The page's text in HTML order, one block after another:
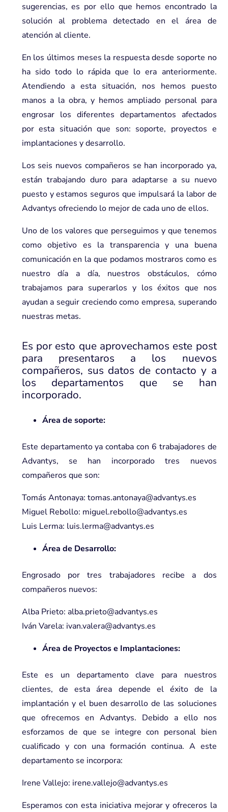
sugerencias, es por ello que hemos encontrado la
solución al problema detectado en el área de
atención al cliente.
En los últimos meses la respuesta desde soporte no
ha sido todo lo rápida que lo era anteriormente.
Atendiendo a esta situación, nos hemos puesto
manos a la obra, y hemos ampliado personal para
engrosar los diferentes departamentos afectados
por esta situación que son: soporte, proyectos e
implantaciones y desarrollo.
Los seis nuevos compañeros se han incorporado ya,
están trabajando duro para adaptarse a su nuevo
puesto y estamos seguros que impulsará la labor de
Advantys ofreciendo lo mejor de cada uno de ellos.
Uno de los valores que perseguimos y que tenemos
como objetivo es la transparencia y una buena
comunicación en la que podamos mostraros como es
nuestro día a día, nuestros obstáculos, cómo
trabajamos para superarlos y los éxitos que nos
ayudan a seguir creciendo como empresa, superando
nuestras metas.
Es por esto que aprovechamos este post
para presentaros a los nuevos
compañeros, sus datos de contacto y a
los departamentos que se han
incorporado.
Área de soporte:
Este departamento ya contaba con 6 trabajadores de
Advantys, se han incorporado tres nuevos
compañeros que son:
Tomás Antonaya: tomas.antonaya@advantys.es
Miguel Rebollo: miguel.rebollo@advantys.es
Luis Lerma: luis.lerma@advantys.es
Área de Desarrollo:
Engrosado por tres trabajadores recibe a dos
compañeros nuevos:
Alba Prieto: alba.prieto@advantys.es
Iván Varela: ivan.valera@advantys.es
Área de Proyectos e Implantaciones:
Este es un departamento clave para nuestros
clientes, de esta área depende el éxito de la
implantación y el buen desarrollo de las soluciones
que ofrecemos en Advantys. Debido a ello nos
esforzamos de que se integre con personal bien
cualificado y con una formación continua. A este
departamento se incorpora:
Irene Vallejo: irene.vallejo@advantys.es
Esperamos con esta iniciativa mejorar y ofreceros la